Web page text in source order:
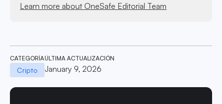
Learn more about OneSafe Editorial Team
CATEGORÍA
Cripto
ÚLTIMA ACTUALIZACIÓN
January 9, 2026